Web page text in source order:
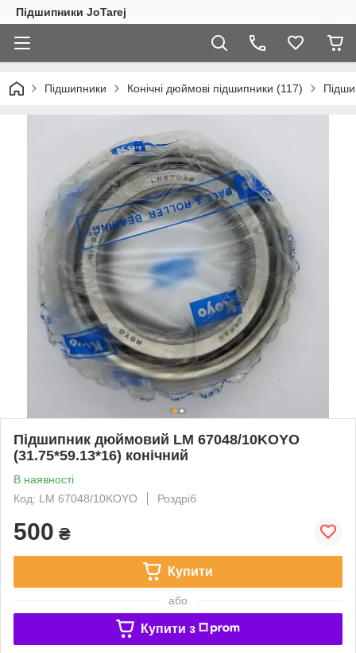
Підшипники JoTarej
Підшипники Конічні дюймові підшипники (117)
Підшипник дюймовий LM 67048/10KOYO
(31.75*59.13*16) конічний
В наявності
Код: LM 67048/10KOYO
Роздріб
500 ₴
Купити
або
Купити з